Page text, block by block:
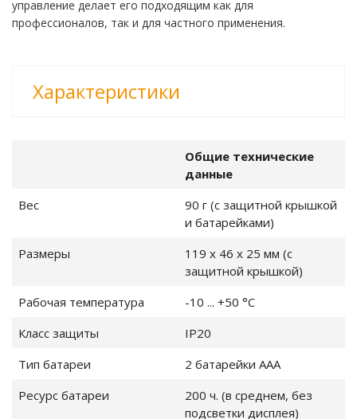
и
управление делает его подходящим как для
профессионалов, так и для частного применения.
Характеристики
Общие технические
данные
Вес
90 г (с защитной крышкой
и батарейками)
Размеры
119 x 46 x 25 мм (с
защитной крышкой)
Рабочая температура
-10 ... +50 °C
Класс защиты
IP20
Тип батареи
2 батарейки ААА
Ресурс батареи
200 ч. (в среднем, без
подсветки дисплея)